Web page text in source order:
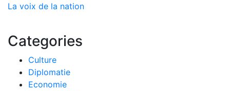
La voix de la nation
Categories
Culture
Diplomatie
Economie